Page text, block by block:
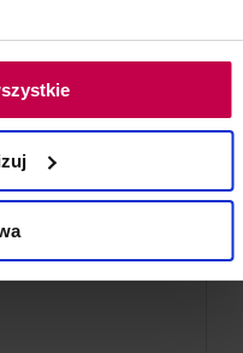
- języczek
1 szt.